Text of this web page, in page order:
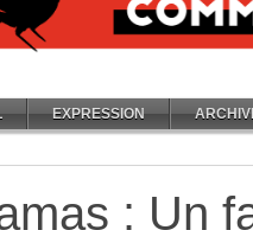
EXPRESSION
: Un